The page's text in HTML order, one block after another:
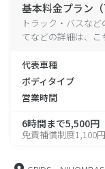
基本料金プラン（
トラック・バスな
てなどの詳細は、こ
代表車種
ボディタイプ
営業時間
6時間まで5,500円
免責補償制度1,100円